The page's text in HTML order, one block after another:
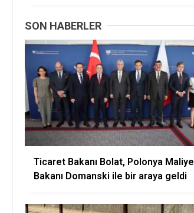
SON HABERLER
Ticaret Bakanı Bolat, Polonya Maliye
Bakanı Domanski ile bir araya geldi